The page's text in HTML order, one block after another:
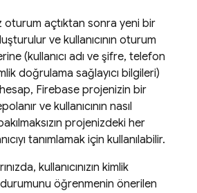
oturum açtıktan sonra yeni bir
ve kullanıcının oturum
(kullanıcı adı ve şifre, telefon
doğrulama sağlayıcı bilgileri)
Firebase projenizin bir
ve kullanıcının nasıl
projenizdeki her
tanımlamak için kullanılabilir.
kullanıcınızın kimlik
öğrenmenin önerilen